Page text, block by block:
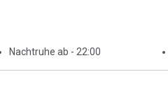
Nachtruhe ab - 22:00